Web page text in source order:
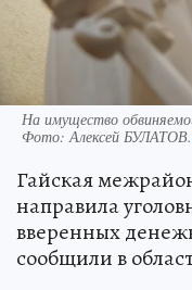
На имущество
Фото:Алексей БУЛАТОВ.
Гайская
направила
вверенных
сообщили в